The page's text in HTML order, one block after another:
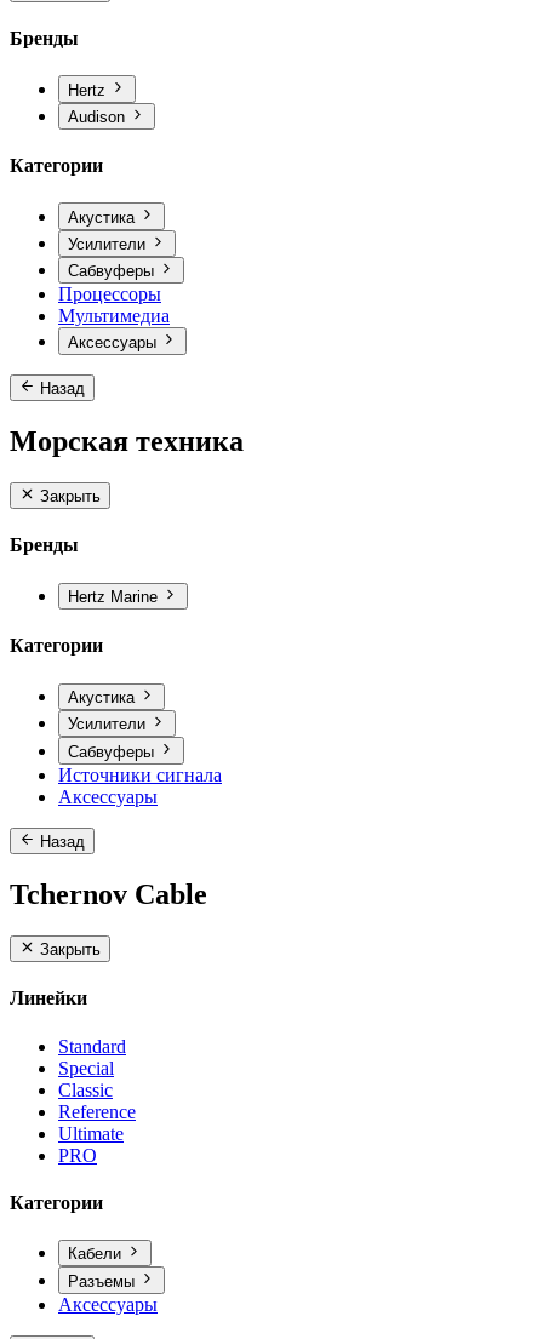
Бренды
Hertz
Audison
Категории
Акустика
Усилители
Сабвуферы
Процессоры
Мультимедиа
Аксессуары
Назад
Морская техника
Закрыть
Бренды
Hertz Marine
Категории
Акустика
Усилители
Сабвуферы
Источники сигнала
Аксессуары
Назад
Tchernov Cable
Закрыть
Линейки
Standard
Special
Classic
Reference
Ultimate
PRO
Категории
Кабели
Разъемы
Аксессуары